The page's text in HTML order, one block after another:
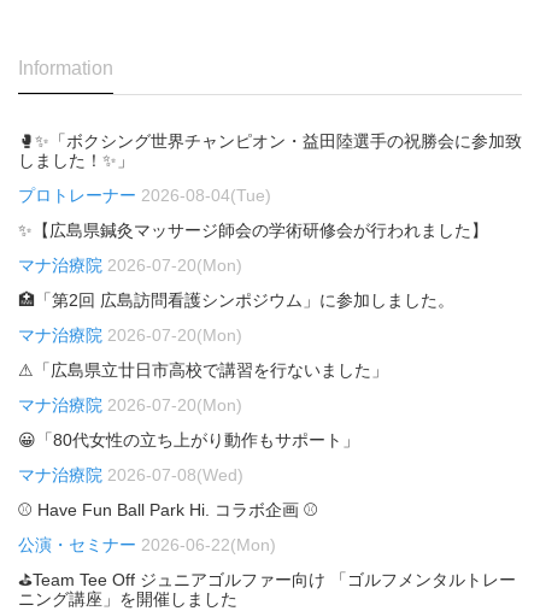
Information
🥊✨「ボクシング世界チャンピオン・益田陸選手の祝勝会に参加致
しました！✨」
プロトレーナー 2026-08-04(Tue)
✨【広島県鍼灸マッサージ師会の学術研修会が行われました】
マナ治療院 2026-07-20(Mon)
🏥「第2回 広島訪問看護シンポジウム」に参加しました。
マナ治療院 2026-07-20(Mon)
⚠「広島県立廿日市高校で講習を行ないました」
マナ治療院 2026-07-20(Mon)
😀「80代女性の立ち上がり動作もサポート」
マナ治療院 2026-07-08(Wed)
⚾ Have Fun Ball Park Hi. コラボ企画 ⚾
公演・セミナー 2026-06-22(Mon)
⛳Team Tee Off ジュニアゴルファー向け 「ゴルフメンタルトレー
ニング講座」を開催しました